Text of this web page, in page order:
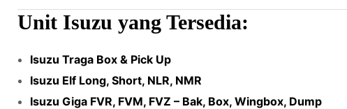
Unit Isuzu yang Tersedia:
Isuzu Traga Box & Pick Up
Isuzu Elf Long, Short, NLR, NMR
Isuzu Giga FVR, FVM, FVZ – Bak, Box, Wingbox, Dump